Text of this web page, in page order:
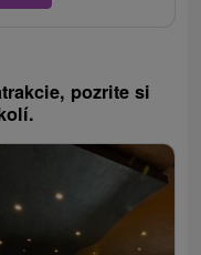
pozrite si